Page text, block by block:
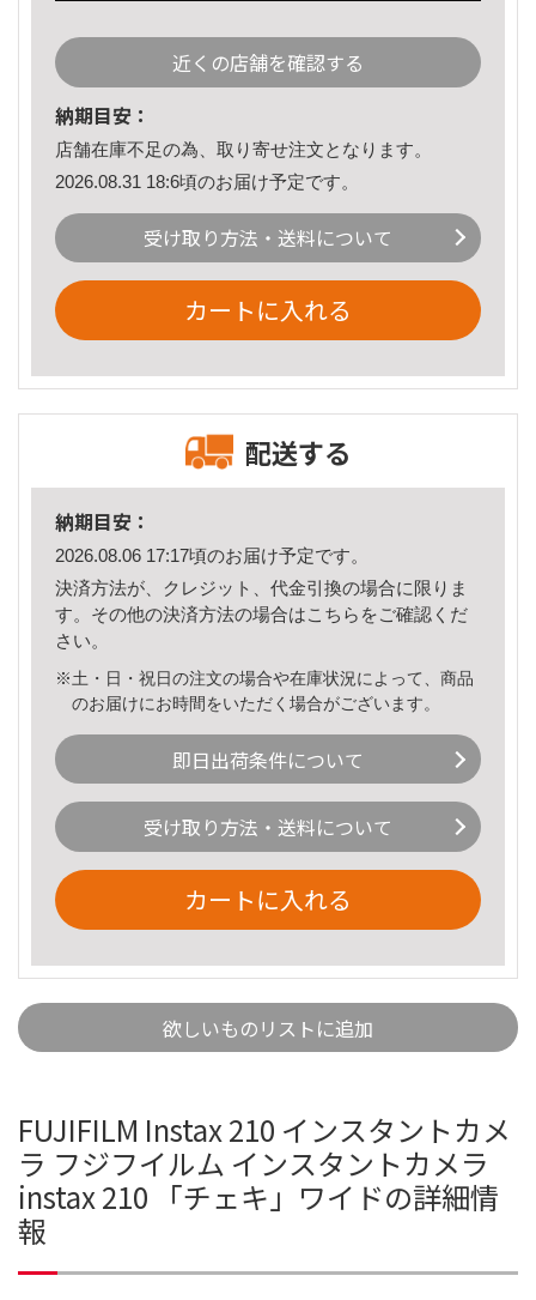
近くの店舗を確認する
納期目安：
店舗在庫不足の為、取り寄せ注文となります。
2026.08.31 18:6頃のお届け予定です。
受け取り方法・送料について
カートに入れる
配送する
納期目安：
2026.08.06 17:17頃のお届け予定です。
決済方法が、クレジット、代金引換の場合に限りま
す。その他の決済方法の場合はこちら をご確認くだ
さい。
※土・日・祝日の注文の場合や在庫状況によって、商品
のお届けにお時間をいただく場合がございます。
即日出荷条件について
受け取り方法・送料について
カートに入れる
欲しいものリストに追加
FUJIFILM Instax 210 インスタントカメ
ラ フジフイルム インスタントカメラ
instax 210 「チェキ」ワイドの詳細情
報